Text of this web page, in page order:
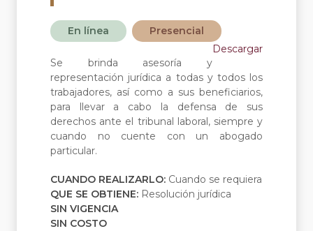
En línea
Presencial
Descargar
Se brinda asesoría y
representación jurídica a todas y todos los
trabajadores, así como a sus beneficiarios,
para llevar a cabo la defensa de sus
derechos ante el tribunal laboral, siempre y
cuando no cuente con un abogado
particular.
CUANDO REALIZARLO: Cuando se requiera
QUE SE OBTIENE: Resolución jurídica
SIN VIGENCIA
SIN COSTO